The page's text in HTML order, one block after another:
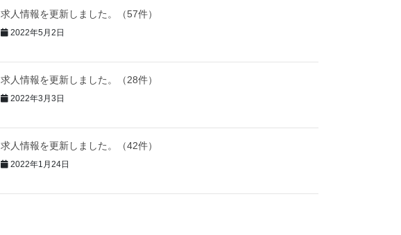
求人情報を更新しました。（57件）
2022年5月2日
求人情報を更新しました。（28件）
2022年3月3日
求人情報を更新しました。（42件）
2022年1月24日